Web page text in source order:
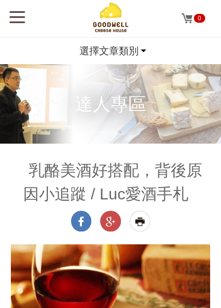
0
達人專區
選擇文章類別
乳酪美酒好搭配，背後原
因小追蹤 / Luc愛酒手札